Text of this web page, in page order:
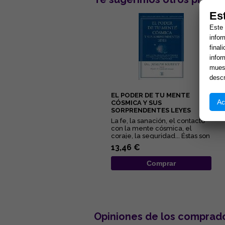
EL PODER DE TU MENTE
CÓSMICA Y SUS
SORPRENDENTES LEYES
La fe, la sanación, el contacto
con la mente cósmica, el
coraje, la seguridad... Éstas son
algunas de las quin...
13,46 €
Comprar
Opiniones de los
Este